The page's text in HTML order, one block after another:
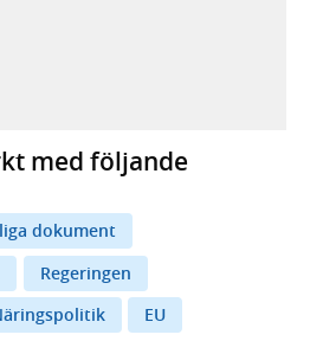
i ny flik, extern webbplats,
extern webbplats,
i ny flik, extern webbplats,
e-postklient,
med följande
dokument
Regeringen
EU